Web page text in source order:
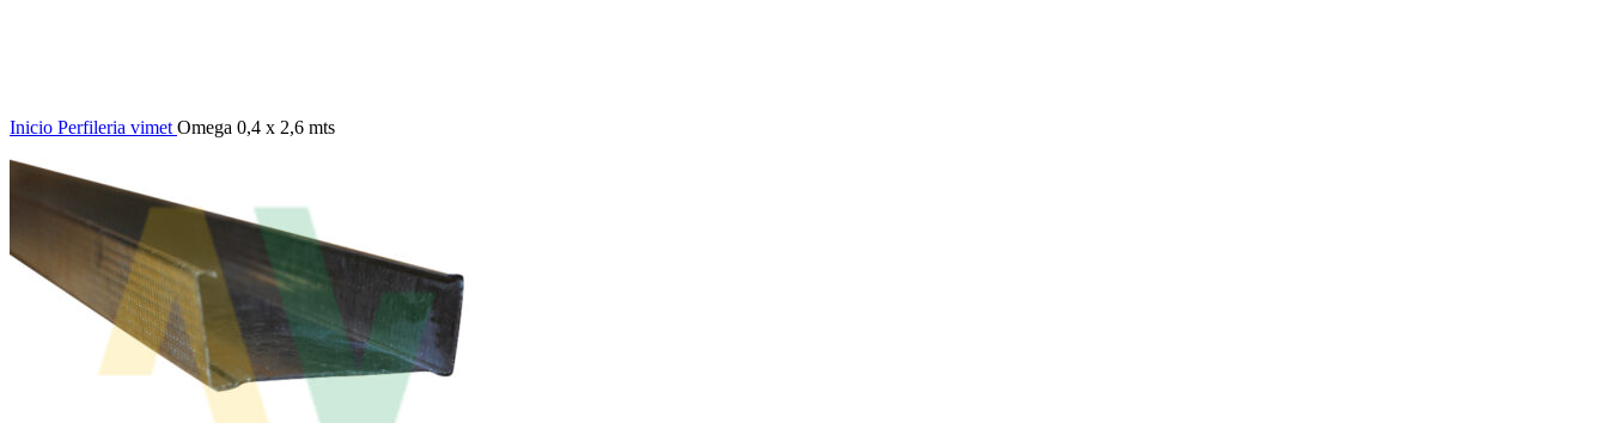
Inicio Perfileria vimet Omega 0,4 x 2,6 mts